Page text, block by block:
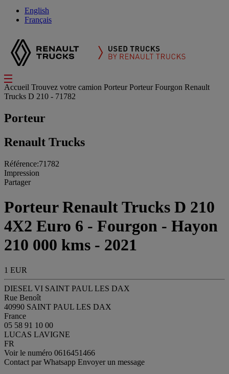
English
Français
Accueil Trouvez votre camion PorteurPorteur Fourgon Renault
Trucks D 210 - 71782
Porteur
Renault Trucks
Référence:71782
Impression
Partager
Porteur Renault Trucks D 210
4X2 Euro 6 - Fourgon - Hayon
210 000 kms - 2021
1 EUR
DIESEL VI SAINT PAUL LES DAX
Rue Benoît
40990 SAINT PAUL LES DAX
France
05 58 91 10 00
LUCAS LAVIGNE
FR
Voir le numéro 0616451466
Contact par Whatsapp Envoyer un message